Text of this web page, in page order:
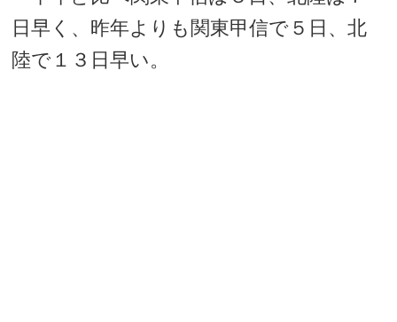
日早く、昨年よりも関東甲信で５日、北
陸で１３日早い。